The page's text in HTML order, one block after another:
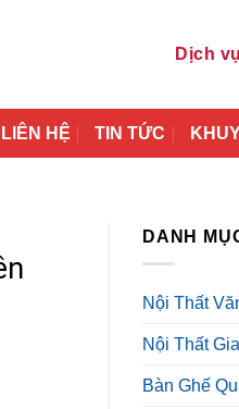
Dịch vụ
LIÊN HỆ TIN TỨC
DANH
Nội Thất
Nội Thất
Bàn Ghế